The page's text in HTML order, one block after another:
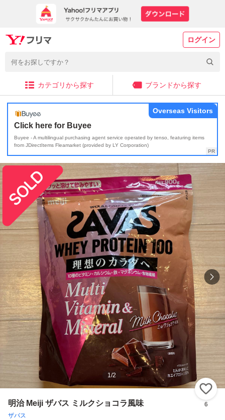
ログイン
カテゴリから探す ブランドから探す
Click here for Buyee
Buyee - A multilingual purchasing agent service operated by tenso, featuring items
from JDirectItems Fleamarket (provided by LY Corporation)
Overseas Visitors
1/2
明治 Meiji ザバス ミルクショコラ風味
ザバス
6